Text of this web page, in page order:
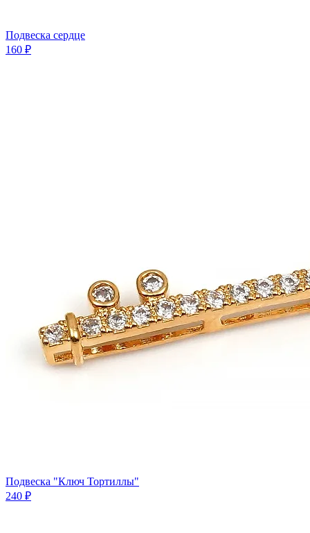
Подвеска сердце
160 ₽
Подвеска "Ключ Тортиллы"
240 ₽